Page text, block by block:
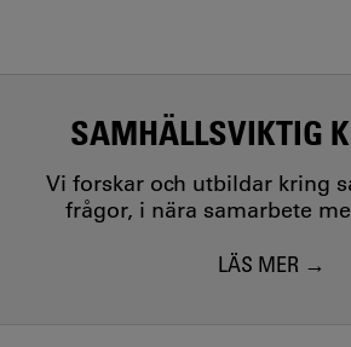
SAMHÄLLSVIKTIG
Vi forskar och utbildar kring
frågor, i nära samarbete
LÄS MER